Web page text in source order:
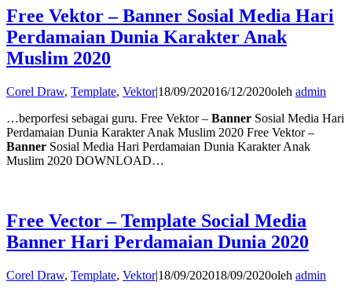
Free Vektor – Banner Sosial Media Hari
Perdamaian Dunia Karakter Anak
Muslim 2020
Corel Draw, Template, Vektor|18/09/202016/12/2020oleh admin
…berporfesi sebagai guru. Free Vektor – Banner Sosial Media Hari
Perdamaian Dunia Karakter Anak Muslim 2020 Free Vektor –
Banner Sosial Media Hari Perdamaian Dunia Karakter Anak
Muslim 2020 DOWNLOAD…
Free Vector – Template Social Media
Banner Hari Perdamaian Dunia 2020
Corel Draw, Template, Vektor|18/09/202018/09/2020oleh admin